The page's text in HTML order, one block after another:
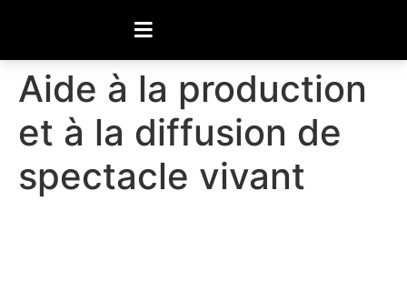
Aide à la production
et à la diffusion de
spectacle vivant